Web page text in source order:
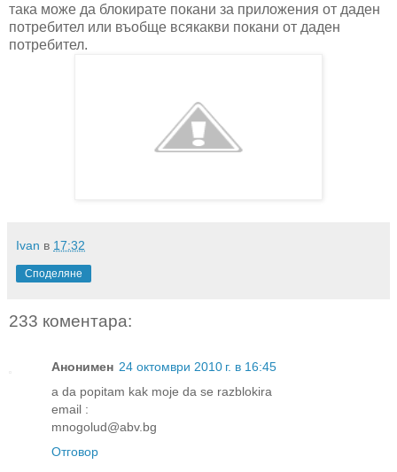
така може да блокирате покани за приложения от даден
потребител или въобще всякакви покани от даден
потребител.
Ivan в 17:32
Споделяне
233 коментара:
Анонимен 24 октомври 2010 г. в 16:45
a da popitam kak moje da se razblokira
email :
mnogolud@abv.bg
Отговор